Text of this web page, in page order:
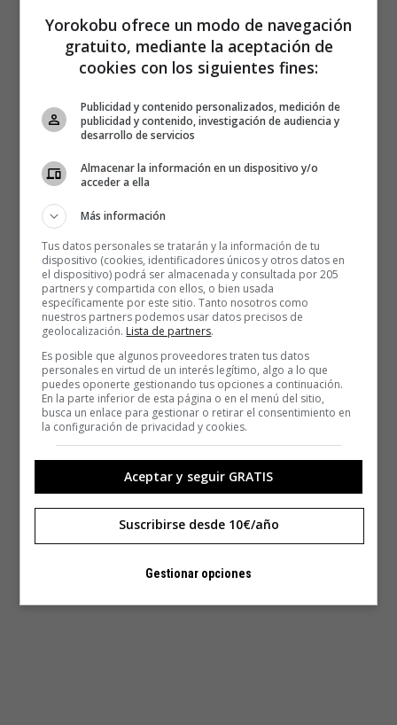
Yorokobu ofrece un modo de navegación
gratuito, mediante la aceptación de
cookies con los siguientes fines:
Publicidad y contenido personalizados, medición de
publicidad y contenido, investigación de audiencia y
desarrollo de servicios
Almacenar la información en un dispositivo y/o
acceder a ella
Más información
Tus datos personales se tratarán y la información de tu
dispositivo (cookies, identificadores únicos y otros datos en
el dispositivo) podrá ser almacenada y consultada por 205
partners y compartida con ellos, o bien usada
específicamente por este sitio. Tanto nosotros como
nuestros partners podemos usar datos precisos de
geolocalización. Lista de partners.
Es posible que algunos proveedores traten tus datos
personales en virtud de un interés legítimo, algo a lo que
puedes oponerte gestionando tus opciones a continuación.
En la parte inferior de esta página o en el menú del sitio,
busca un enlace para gestionar o retirar el consentimiento en
la configuración de privacidad y cookies.
Aceptar y seguir GRATIS
Suscribirse desde 10€/año
Gestionar opciones